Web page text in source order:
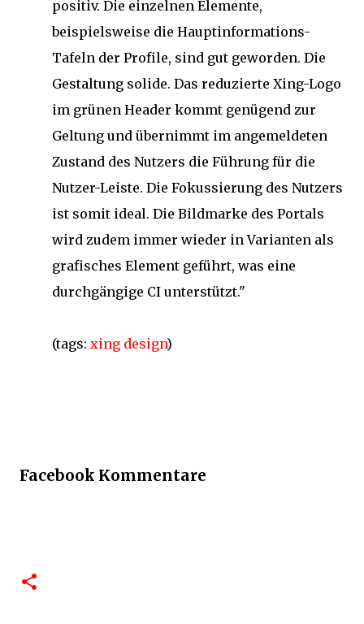
positiv. Die einzelnen Elemente,
beispielsweise die Hauptinformations-
Tafeln der Profile, sind gut geworden. Die
Gestaltung solide. Das reduzierte Xing-Logo
im grünen Header kommt genügend zur
Geltung und übernimmt im angemeldeten
Zustand des Nutzers die Führung für die
Nutzer-Leiste. Die Fokussierung des Nutzers
ist somit ideal. Die Bildmarke des Portals
wird zudem immer wieder in Varianten als
grafisches Element geführt, was eine
durchgängige CI unterstützt."
(tags: xing design)
Facebook Kommentare